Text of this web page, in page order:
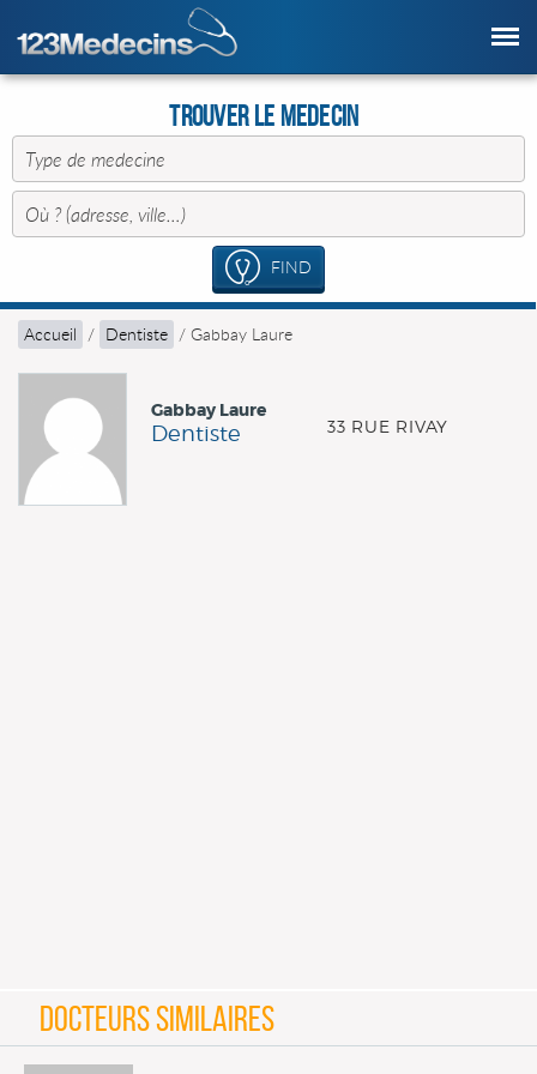
Trouver le Medecin
FIND
Accueil / Dentiste / Gabbay Laure
Gabbay Laure
Dentiste 33 RUE RIVAY
DOCTEURS SIMILAIRES